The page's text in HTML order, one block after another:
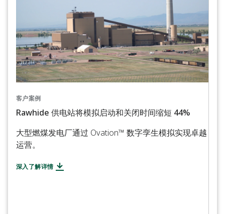
客户案例
Rawhide 供电站将模拟启动和关闭时间缩短 44%
大型燃煤发电厂通过 Ovation™ 数字孪生模拟实现卓越
运营。
深入了解详情